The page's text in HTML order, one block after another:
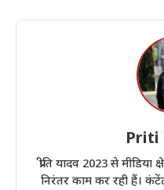
Priti
प्रीति यादव 2023 से
निरंतर काम कर रही हैं।